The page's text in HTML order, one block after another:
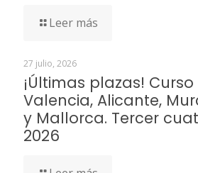
Leer más
27 julio, 2026
¡Últimas plazas! Curso
Valencia, Alicante,
y Mallorca. Tercer
2026